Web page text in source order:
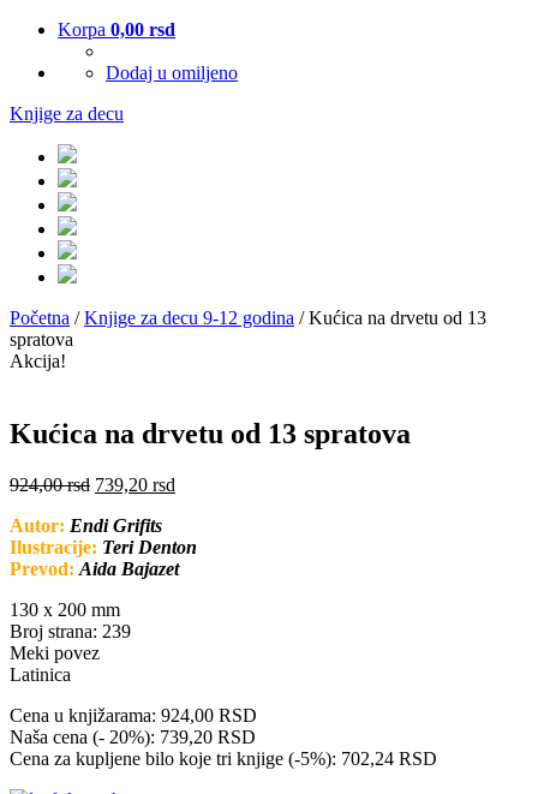
Korpa 0,00 rsd
Dodaj u omiljeno
Knjige za decu
Početna /Knjige za decu 9-12 godina / Kućica na drvetu od 13
spratova
Akcija!
Kućica na drvetu od 13 spratova
924,00rsd 739,20 rsd
Autor: Endi Grifits
Ilustracije: Teri Denton
Prevod: Aida Bajazet
130 x 200 mm
Broj strana: 239
Meki povez
Latinica
Cena u knjižarama: 924,00 RSD
Naša cena (- 20%): 739,20 RSD
Cena za kupljene bilo koje tri knjige (-5%): 702,24 RSD